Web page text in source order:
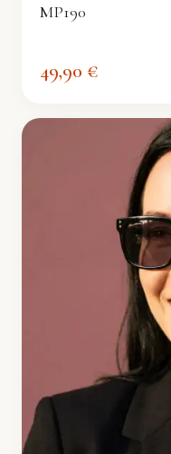
MP190
49,90 €